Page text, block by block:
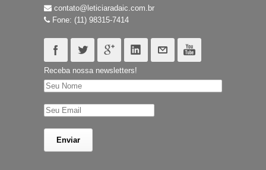
contato@leticiaradaic.com.br
Fone: (11) 98315-7414
Receba nossa newsletters!